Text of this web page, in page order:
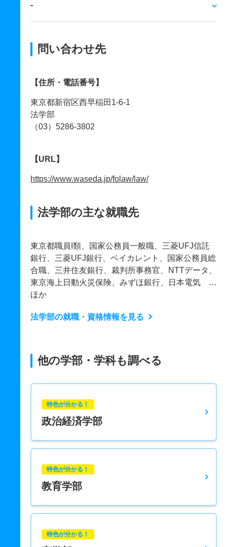
‐
問い合わせ先
【住所・電話番号】
東京都新宿区西早稲田1-6-1
法学部
（03）5286-3802
【URL】
https://www.waseda.jp/folaw/law/
法学部の主な就職先
東京都職員I類、国家公務員一般職、三菱UFJ信託
銀行、三菱UFJ銀行、ベイカレント、国家公務員総
合職、三井住友銀行、裁判所事務官、NTTデータ、
東京海上日動火災保険、みずほ銀行、日本電気 …
ほか
法学部の就職・資格情報を見る
他の学部・学科も調べる
特色が分かる！
政治経済学部
特色が分かる！
教育学部
特色が分かる！